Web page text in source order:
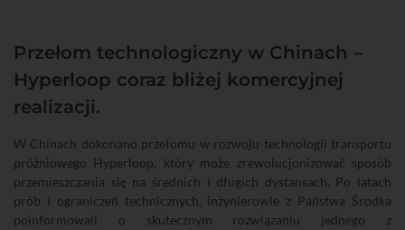
Przełom technologiczny w Chinach –
Hyperloop coraz bliżej komercyjnej
realizacji.
W Chinach dokonano przełomu w rozwoju technologii transportu
próżniowego Hyperloop, który może zrewolucjonizować sposób
przemieszczania się na średnich i długich dystansach. Po latach
prób i ograniczeń technicznych, inżynierowie z Państwa Środka
poinformowali o skutecznym rozwiązaniu jednego z